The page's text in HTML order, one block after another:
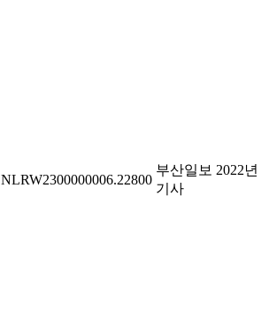
NLRW2300000006.22800
부산일보 2022년
기사